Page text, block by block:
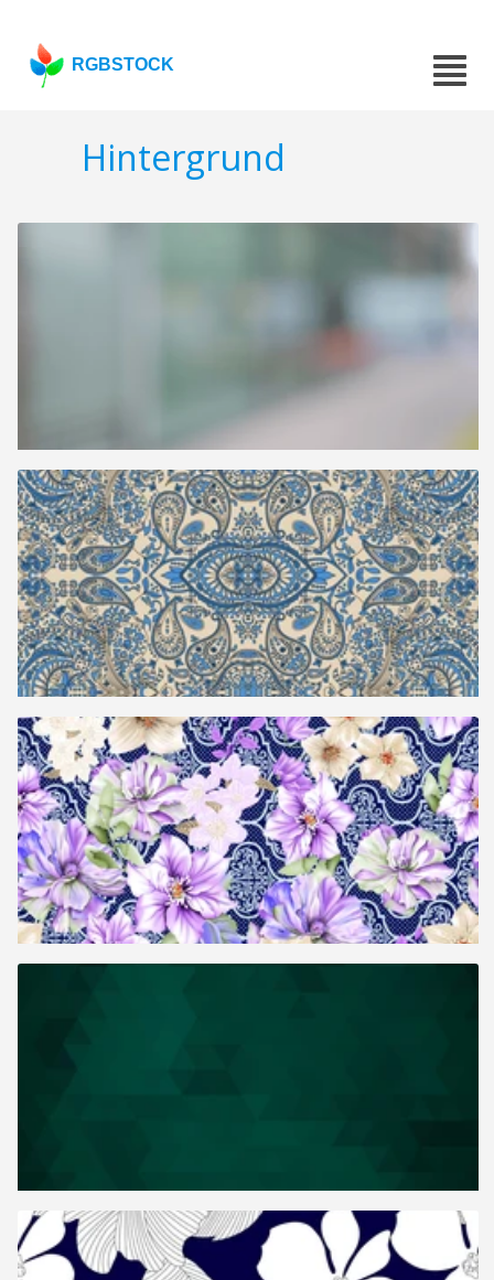
RGBSTOCK
Hintergrund